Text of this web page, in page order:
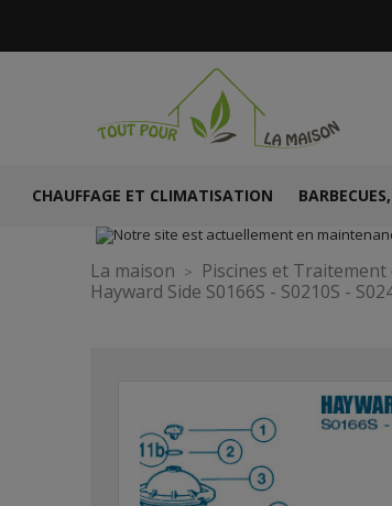
CHAUFFAGE ET CLIMATISATION
La maison Piscines et Traitement
Hayward Side S0166S - S0210S -